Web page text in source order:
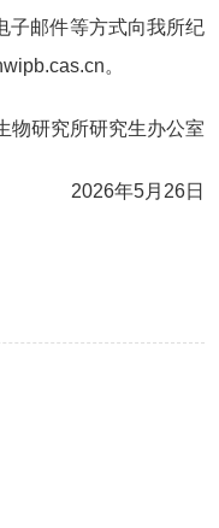
子邮件等方式向我所纪
。
物研究所研究生办公室
2026年5月26日